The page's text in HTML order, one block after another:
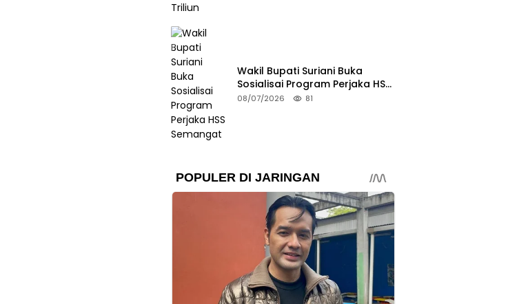
Wakil Bupati Suriani Buka
Sosialisai Program Perjaka HSS
Semangat
08/07/2026 81